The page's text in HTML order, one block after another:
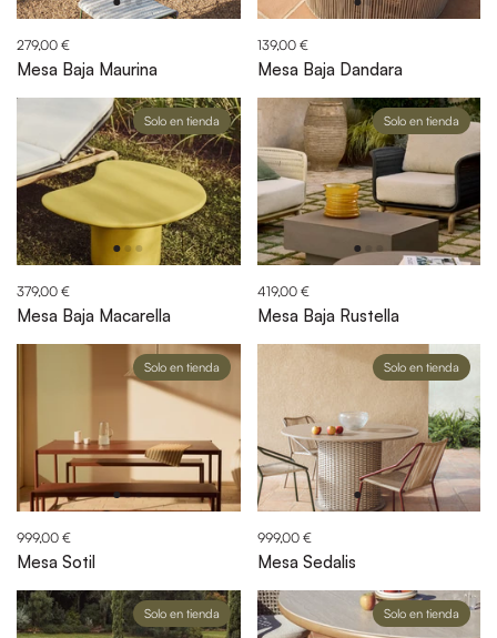
279,00 €
Mesa Baja Maurina
139,00 €
Mesa Baja Dandara
379,00 €
Mesa Baja Macarella
Solo en tienda
419,00 €
Mesa Baja Rustella
Solo en tienda
999,00 €
Mesa Sotil
Solo en tienda
999,00 €
Mesa Sedalis
Solo en tienda
Solo en tienda Solo en tienda